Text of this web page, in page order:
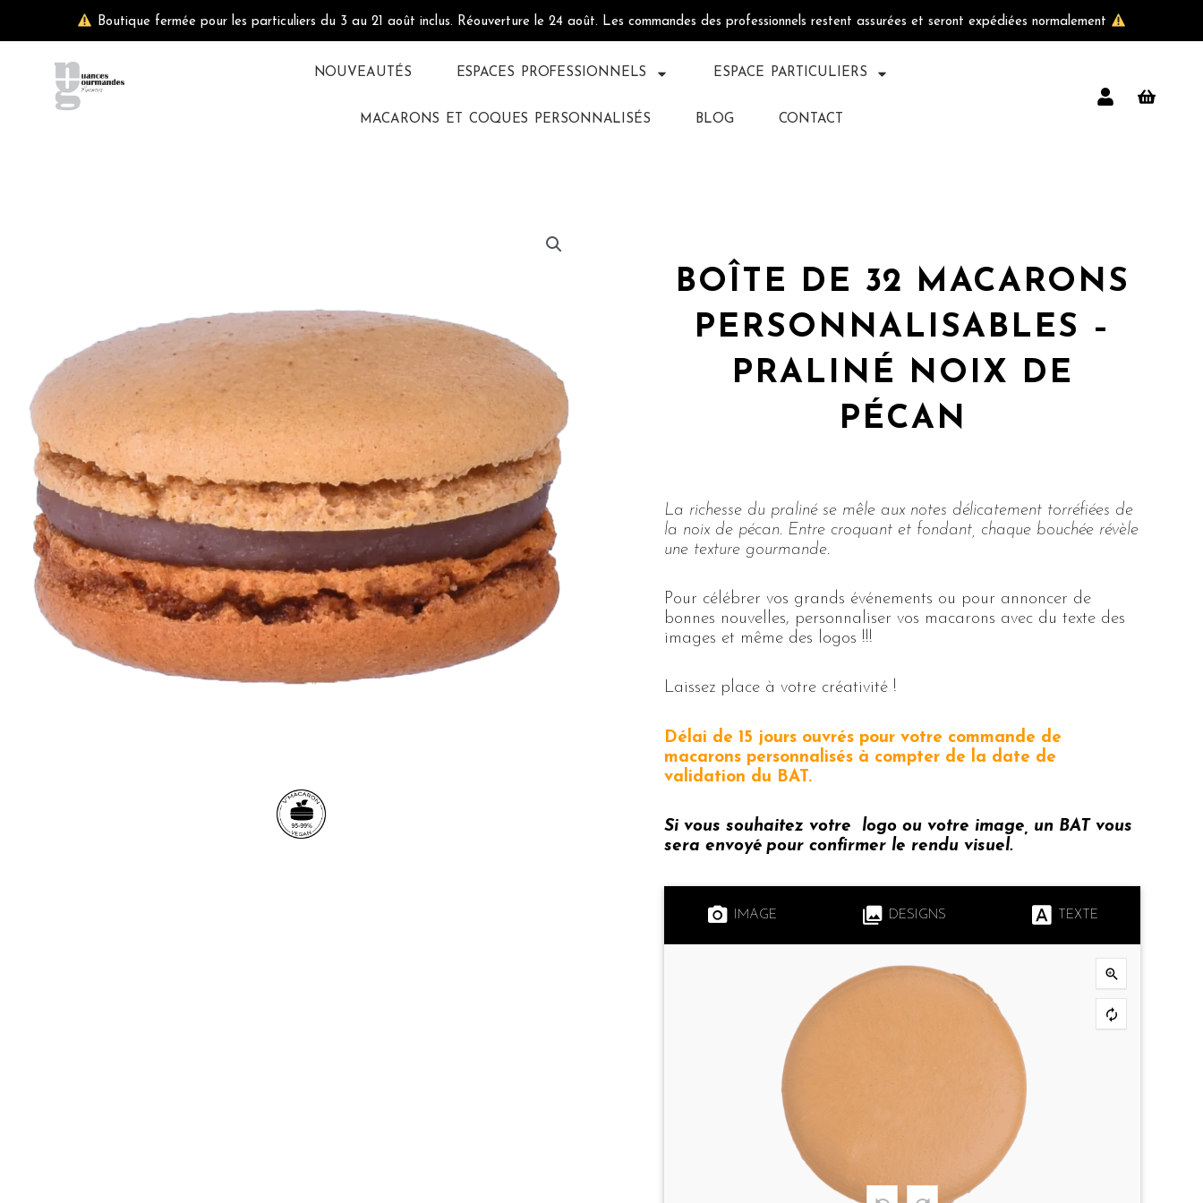
au
Boutique fermée pour les particuliers du 3 au 21 août inclus. Réouverture le 24 août. Les commandes des professionnels restent assurées et seront expédiées normalement
NOUVEAUTÉS ESPACES PROFESSIONNELS ESPACE PARTICULIERS
MACARONS ET COQUES PERSONNALISÉS BLOG CONTACT
BOÎTE DE 32 MACARONS
PERSONNALISABLES –
PRALINÉ NOIX DE
PÉCAN
La richesse du praliné se mêle aux notes délicatement torréfiées de
la noix de pécan. Entre croquant et fondant, chaque bouchée révèle
une texture gourmande.
Pour célébrer vos grands événements ou pour annoncer de
bonnes nouvelles, personnaliser vos macarons avec du texte des
images et même des logos !!!
Laissez place à votre créativité !
Délai de 15 jours ouvrés pour votre commande de
macarons personnalisés à compter de la date de
validation du BAT.
Si vous souhaitez votre logo ou votre image, un BAT vous
sera envoyé pour confirmer le rendu visuel.
IMAGE DESIGNS TEXTE